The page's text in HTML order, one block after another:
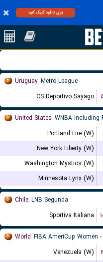
برای دانلود کلیک کنید
Uruguay Metro League
CS Deportivo Sayago
United States WNBA Including
Portland Fire (W)
New York Liberty (W)
Washington Mystics (W)
Minnesota Lynx (W)
Chile LNB Segunda
Sportiva Italiana
World FIBA AmeriCup Women
Venezuela (W)